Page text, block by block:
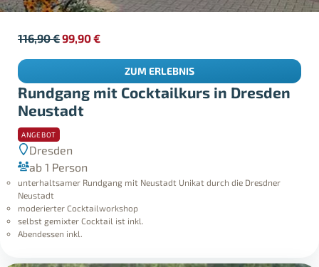
Rundgang mit Cocktailkurs in Dresden
Neustadt
ANGEBOT
Dresden
ab 1 Person
unterhaltsamer Rundgang mit Neustadt Unikat durch die Dresdner
Neustadt
moderierter Cocktailworkshop
selbst gemixter Cocktail ist inkl.
Abendessen inkl.
116,90€99,90€
ZUM ERLEBNIS